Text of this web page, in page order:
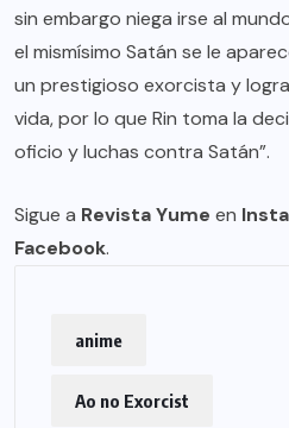
sin embargo niega irse al
el mismísimo Satán se le
un prestigioso exorcista y
vida, por lo que Rin toma la
oficio y luchas contra Satán”.
Sigue a Revista Yume en
Facebook.
anime
Ao no Exorcist